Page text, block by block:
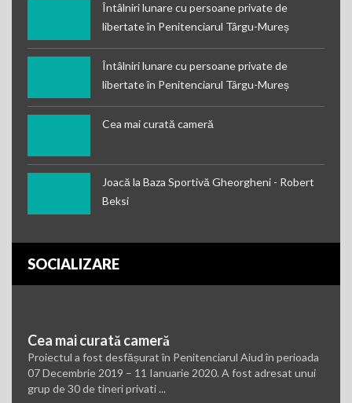
Întâlniri lunare cu persoane private de
libertate în Penitenciarul Târgu-Mureș
Întâlniri lunare cu persoane private de
libertate în Penitenciarul Târgu-Mureș
Cea mai curată cameră
Joacă la Baza Sportivă Gheorgheni - Robert
Beksi
SOCIALIZARE
Cea mai curată cameră
Proiectul a fost desfășurat în Penitenciarul Aiud în perioada
07 Decembrie 2019 – 11 Ianuarie 2020. A fost adresat unui
grup de 30 de tineri privati ...